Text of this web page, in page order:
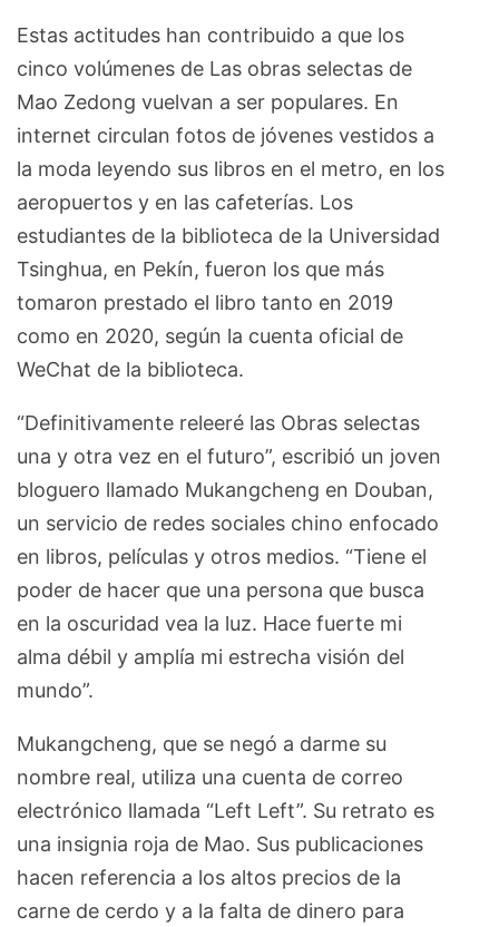
Estas actitudes han contribuido a que los
cinco volúmenes de Las obras selectas de
Mao Zedong vuelvan a ser populares. En
internet circulan fotos de jóvenes vestidos a
la moda leyendo sus libros en el metro, en los
aeropuertos y en las cafeterías. Los
estudiantes de la biblioteca de la Universidad
Tsinghua, en Pekín, fueron los que más
tomaron prestado el libro tanto en 2019
como en 2020, según la cuenta oficial de
WeChat de la biblioteca.
“Definitivamente releeré las Obras selectas
una y otra vez en el futuro”, escribió un joven
bloguero llamado Mukangcheng en Douban,
un servicio de redes sociales chino enfocado
en libros, películas y otros medios. “Tiene el
poder de hacer que una persona que busca
en la oscuridad vea la luz. Hace fuerte mi
alma débil y amplía mi estrecha visión del
mundo”.
Mukangcheng, que se negó a darme su
nombre real, utiliza una cuenta de correo
electrónico llamada “Left Left”. Su retrato es
una insignia roja de Mao. Sus publicaciones
hacen referencia a los altos precios de la
carne de cerdo y a la falta de dinero para